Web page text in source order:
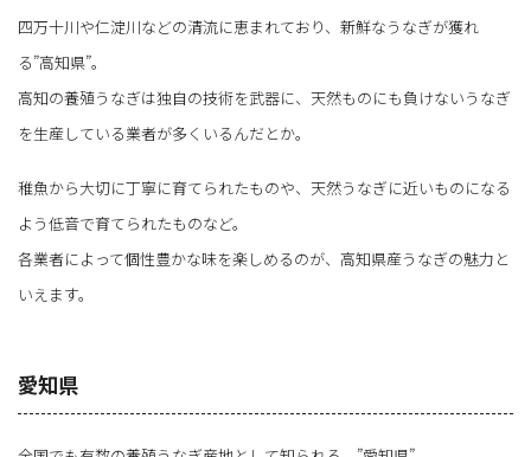
四万十川や仁淀川などの清流に恵まれており、新鮮なうなぎが獲れ
る”高知県”。
高知の養殖うなぎは独自の技術を武器に、天然ものにも負けないうなぎ
を生産している業者が多くいるんだとか。
稚魚から大切に丁寧に育てられたものや、天然うなぎに近いものになる
よう低音で育てられたものなど。
各業者によって個性豊かな味を楽しめるのが、高知県産うなぎの魅力と
いえます。
愛知県